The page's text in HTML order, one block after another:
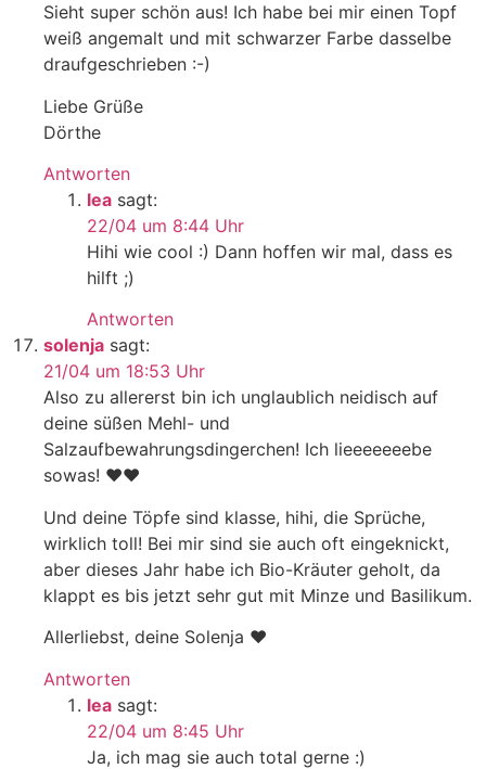
Sieht super schön aus! Ich habe bei mir einen Topf
weiß angemalt und mit schwarzer Farbe dasselbe
draufgeschrieben :-)
Liebe Grüße
Dörthe
Antworten
lea sagt:
22/04 um 8:44 Uhr
Hihi wie cool :) Dann hoffen wir mal, dass es
hilft ;)
Antworten
solenja sagt:
21/04 um 18:53 Uhr
Also zu allererst bin ich unglaublich neidisch auf
deine süßen Mehl- und
Salzaufbewahrungsdingerchen! Ich lieeeeeeebe
sowas! ❤❤
Und deine Töpfe sind klasse, hihi, die Sprüche,
wirklich toll! Bei mir sind sie auch oft eingeknickt,
aber dieses Jahr habe ich Bio-Kräuter geholt, da
klappt es bis jetzt sehr gut mit Minze und Basilikum.
Allerliebst, deine Solenja ❤
Antworten
lea sagt:
22/04 um 8:45 Uhr
Ja, ich mag sie auch total gerne :)